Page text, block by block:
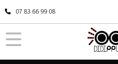
07 83 66 99 08